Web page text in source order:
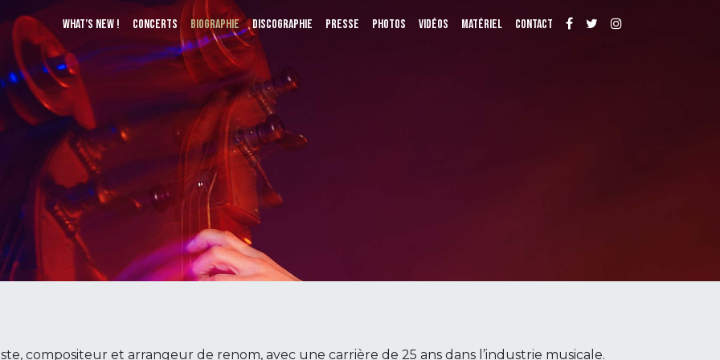
What’s New ! Concerts Biographie Discographie Presse Photos Vidéos Matériel Contact
compositeur et arrangeur de renom, avec une carrière de 25 ans dans l’industrie musicale.